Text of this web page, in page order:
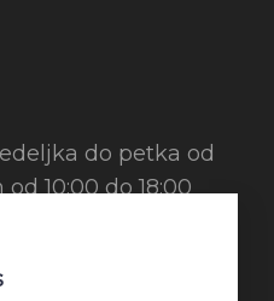
do petka od
10:00 do 18:00